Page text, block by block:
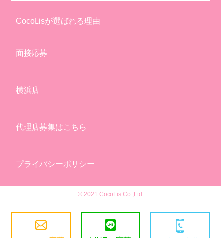
CocoLisが選ばれる理由
面接応募
横浜店
代理店募集はこちら
プライバシーポリシー
© 2021 CocoLis Co.,Ltd.